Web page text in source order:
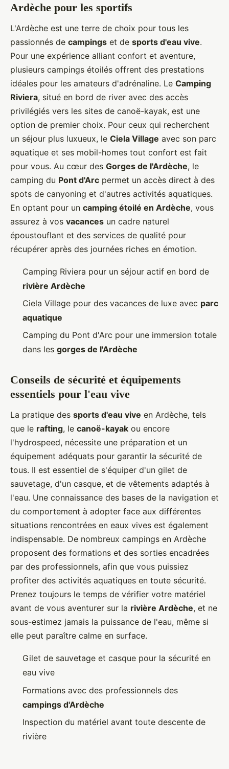
Ardèche pour les sportifs
L'Ardèche est une terre de choix pour tous les
passionnés de campings et de sports d'eau vive.
Pour une expérience alliant confort et aventure,
plusieurs campings étoilés offrent des prestations
idéales pour les amateurs d'adrénaline. Le Camping
Riviera, situé en bord de river avec des accès
privilégiés vers les sites de canoë-kayak, est une
option de premier choix. Pour ceux qui recherchent
un séjour plus luxueux, le Ciela Village avec son parc
aquatique et ses mobil-homes tout confort est fait
pour vous. Au cœur des Gorges de l'Ardèche, le
camping du Pont d'Arc permet un accès direct à des
spots de canyoning et d'autres activités aquatiques.
En optant pour un camping étoilé en Ardèche, vous
assurez à vos vacances un cadre naturel
époustouflant et des services de qualité pour
récupérer après des journées riches en émotion.
Camping Riviera pour un séjour actif en bord de
rivière Ardèche
Ciela Village pour des vacances de luxe avec parc
aquatique
Camping du Pont d'Arc pour une immersion totale
dans les gorges de l'Ardèche
Conseils de sécurité et équipements
essentiels pour l'eau vive
La pratique des sports d'eau vive en Ardèche, tels
que le rafting, le canoë-kayak ou encore
l'hydrospeed, nécessite une préparation et un
équipement adéquats pour garantir la sécurité de
tous. Il est essentiel de s'équiper d'un gilet de
sauvetage, d'un casque, et de vêtements adaptés à
l'eau. Une connaissance des bases de la navigation et
du comportement à adopter face aux différentes
situations rencontrées en eaux vives est également
indispensable. De nombreux campings en Ardèche
proposent des formations et des sorties encadrées
par des professionnels, afin que vous puissiez
profiter des activités aquatiques en toute sécurité.
Prenez toujours le temps de vérifier votre matériel
avant de vous aventurer sur la rivière Ardèche, et ne
sous-estimez jamais la puissance de l'eau, même si
elle peut paraître calme en surface.
Gilet de sauvetage et casque pour la sécurité en
eau vive
Formations avec des professionnels des
campings d'Ardèche
Inspection du matériel avant toute descente de
rivière